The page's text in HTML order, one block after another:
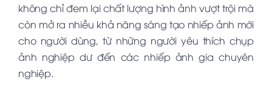
không chỉ đem lại chất lượng hình ảnh vượt trội mà
còn mở ra nhiều khả năng sáng tạo nhiếp ảnh mới
cho người dùng, từ những người yêu thích chụp
ảnh nghiệp dư đến các nhiếp ảnh gia chuyên
nghiệp.